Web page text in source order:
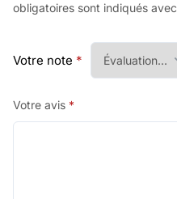
obligatoires sont indiqués avec
Votre note *
Votre avis *